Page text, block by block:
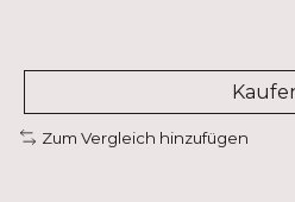
Zum Vergleich hinzufügen